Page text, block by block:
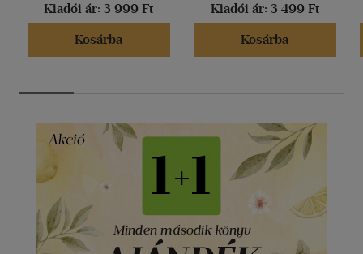
Kiadói ár: 3 999 Ft
Kosárba
Kiadói ár: 3 499 Ft
Kosárba